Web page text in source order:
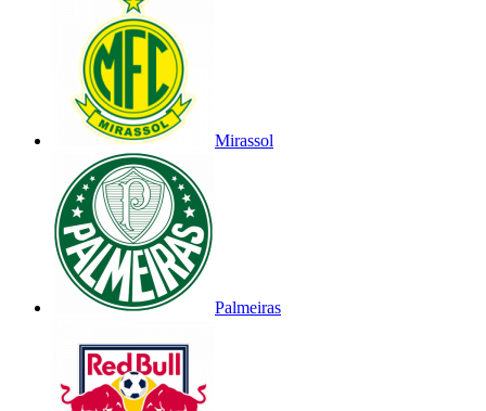
Mirassol
Palmeiras